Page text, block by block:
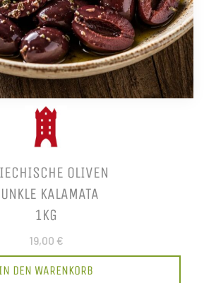
OLIVEN
KALAMATA
1KG
19,00 €
IN DEN WARENKORB